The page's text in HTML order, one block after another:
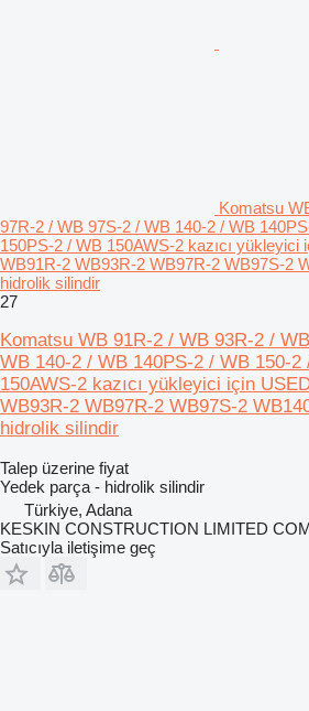
Komatsu
97R-2 / WB 97S-2 / WB 140-2 / WB
150PS-2 / WB 150AWS-2 kazıcı
WB91R-2 WB93R-2 WB97R-2 WB97S-2
hidrolik silindir
27
Komatsu WB 91R-2 / WB 93R-2 /
WB 140-2 / WB 140PS-2 / WB 150-
150AWS-2 kazıcı yükleyici için
WB93R-2 WB97R-2 WB97S-2
hidrolik silindir
Talep üzerine fiyat
Yedek parça - hidrolik silindir
Türkiye, Adana
KESKIN CONSTRUCTION LIMITED
Satıcıyla iletişime geç